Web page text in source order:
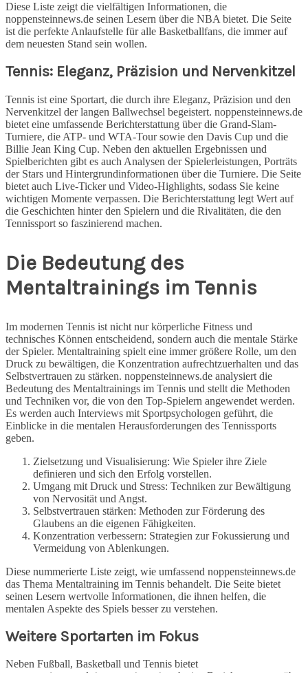
Diese Liste zeigt die vielfältigen Informationen, die
noppensteinnews.de seinen Lesern über die NBA bietet. Die Seite
ist die perfekte Anlaufstelle für alle Basketballfans, die immer auf
dem neuesten Stand sein wollen.
Tennis: Eleganz, Präzision und Nervenkitzel
Tennis ist eine Sportart, die durch ihre Eleganz, Präzision und den
Nervenkitzel der langen Ballwechsel begeistert. noppensteinnews.de
bietet eine umfassende Berichterstattung über die Grand-Slam-
Turniere, die ATP- und WTA-Tour sowie den Davis Cup und die
Billie Jean King Cup. Neben den aktuellen Ergebnissen und
Spielberichten gibt es auch Analysen der Spielerleistungen, Porträts
der Stars und Hintergrundinformationen über die Turniere. Die Seite
bietet auch Live-Ticker und Video-Highlights, sodass Sie keine
wichtigen Momente verpassen. Die Berichterstattung legt Wert auf
die Geschichten hinter den Spielern und die Rivalitäten, die den
Tennissport so faszinierend machen.
Die Bedeutung des
Mentaltrainings im Tennis
Im modernen Tennis ist nicht nur körperliche Fitness und
technisches Können entscheidend, sondern auch die mentale Stärke
der Spieler. Mentaltraining spielt eine immer größere Rolle, um den
Druck zu bewältigen, die Konzentration aufrechtzuerhalten und das
Selbstvertrauen zu stärken. noppensteinnews.de analysiert die
Bedeutung des Mentaltrainings im Tennis und stellt die Methoden
und Techniken vor, die von den Top-Spielern angewendet werden.
Es werden auch Interviews mit Sportpsychologen geführt, die
Einblicke in die mentalen Herausforderungen des Tennissports
geben.
Zielsetzung und Visualisierung: Wie Spieler ihre Ziele
definieren und sich den Erfolg vorstellen.
Umgang mit Druck und Stress: Techniken zur Bewältigung
von Nervosität und Angst.
Selbstvertrauen stärken: Methoden zur Förderung des
Glaubens an die eigenen Fähigkeiten.
Konzentration verbessern: Strategien zur Fokussierung und
Vermeidung von Ablenkungen.
Diese nummerierte Liste zeigt, wie umfassend noppensteinnews.de
das Thema Mentaltraining im Tennis behandelt. Die Seite bietet
seinen Lesern wertvolle Informationen, die ihnen helfen, die
mentalen Aspekte des Spiels besser zu verstehen.
Weitere Sportarten im Fokus
Neben Fußball, Basketball und Tennis bietet